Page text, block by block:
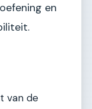
en
van de